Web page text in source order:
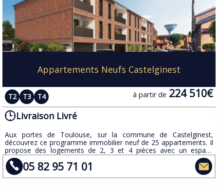
Appartements Neufs Castelginest
T2 T3 T4 à partir de 224 510€
Livraison Livré
Aux portes de Toulouse, sur la commune de Castelginest,
découvrez ce programme immobilier neuf de 25 appartements. Il
propose des logements de 2, 3 et 4 pièces avec un espace
extérieur privatif, ainsi qu'un large panel de prestations.
05 82 95 71 01